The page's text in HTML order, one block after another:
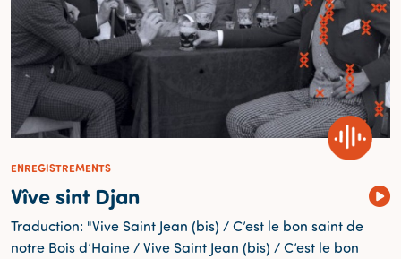
ENREGISTREMENTS
Vîve sint Djan
Traduction: "Vive Saint Jean (bis) / C’est le bon saint de
notre Bois d’Haine / Vive Saint Jean (bis) / C’est le bon